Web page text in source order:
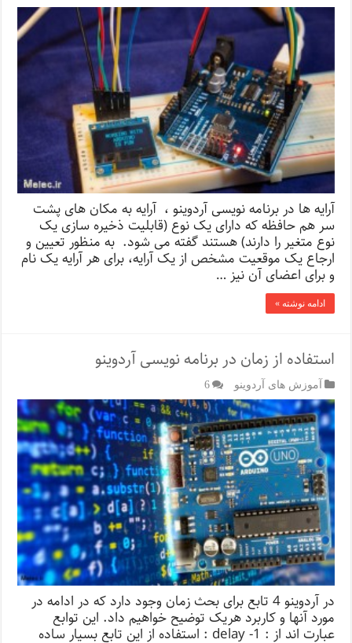
آرایه ها در برنامه نویسی آردوینو ، آرایه به مکان های پشت
سر هم حافظه که دارای یک نوع (قابلیت ذخیره سازی یک
نوع متغیر را دارند) هستند گفته می شود. به منظور تعیین و
ارجاع یک موقعیت مشخص از یک آرایه، برای هر آرایه یک نام
و برای اعضای آن نیز …
ادامه نوشته »
استفاده از زمان در برنامه نویسی آردوینو
آموزش های آردوینو 6
در آردوینو 4 تابع برای بحث زمان وجود دارد که در ادامه در
مورد آنها و کاربرد هریک توضیح خواهیم داد. این توابع
عبارت اند از : 1- delay : استفاده از این تابع بسیار ساده